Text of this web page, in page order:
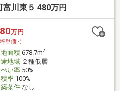
川東５ 480万円
万円
坪単価:-）
面積678.7m2
途地域２種低層
い率50%
率100%
条件なし